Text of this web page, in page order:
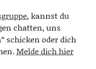
, kannst du
chatten, uns
schicken oder dich
Melde dich hier